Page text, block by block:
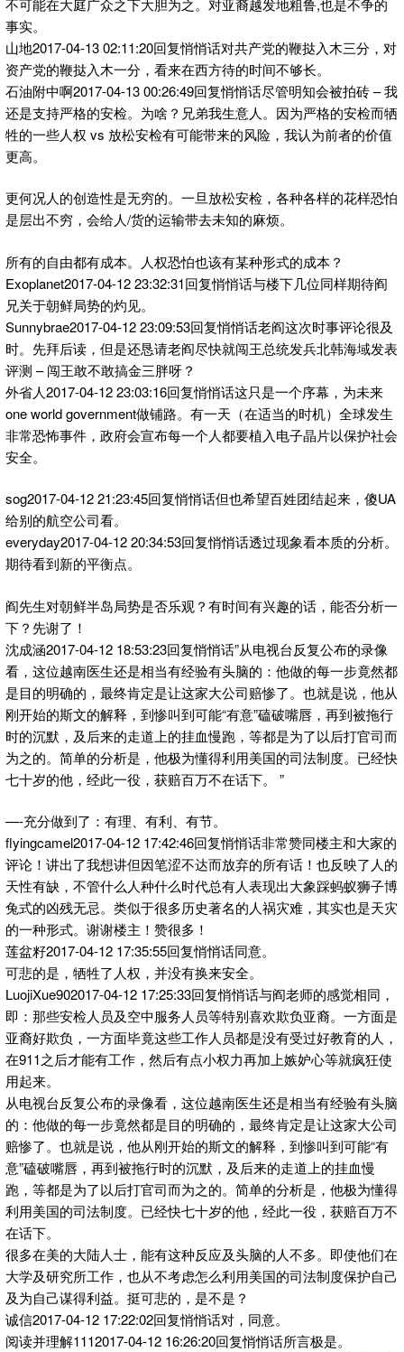
不可能在大庭广众之下大胆为之。对亚裔越发地粗鲁,也是不争的
事实。
山地2017-04-13 02:11:20回复悄悄话对共产党的鞭挞入木三分，对
资产党的鞭挞入木一分，看来在西方待的时间不够长。
石油附中啊2017-04-13 00:26:49回复悄悄话尽管明知会被拍砖 – 我
还是支持严格的安检。为啥？兄弟我生意人。因为严格的安检而牺
牲的一些人权 vs 放松安检有可能带来的风险，我认为前者的价值
更高。
更何况人的创造性是无穷的。一旦放松安检，各种各样的花样恐怕
是层出不穷，会给人/货的运输带去未知的麻烦。
所有的自由都有成本。人权恐怕也该有某种形式的成本？
Exoplanet2017-04-12 23:32:31回复悄悄话与楼下几位同样期待阎
兄关于朝鲜局势的灼见。
Sunnybrae2017-04-12 23:09:53回复悄悄话老阎这次时事评论很及
时。先拜后读，但是还恳请老阎尽快就闯王总统发兵北韩海域发表
评测 – 闯王敢不敢搞金三胖呀？
外省人2017-04-12 23:03:16回复悄悄话这只是一个序幕，为未来
one world government做铺路。有一天（在适当的时机）全球发生
非常恐怖事件，政府会宣布每一个人都要植入电子晶片以保护社会
安全。
sog2017-04-12 21:23:45回复悄悄话但也希望百姓团结起来，傻UA
给别的航空公司看。
everyday2017-04-12 20:34:53回复悄悄话透过现象看本质的分析。
期待看到新的平衡点。
阎先生对朝鲜半岛局势是否乐观？有时间有兴趣的话，能否分析一
下？先谢了！
沈成涵2017-04-12 18:53:23回复悄悄话”从电视台反复公布的录像
看，这位越南医生还是相当有经验有头脑的：他做的每一步竟然都
是目的明确的，最终肯定是让这家大公司赔惨了。也就是说，他从
刚开始的斯文的解释，到惨叫到可能“有意”磕破嘴唇，再到被拖行
时的沉默，及后来的走道上的挂血慢跑，等都是为了以后打官司而
为之的。简单的分析是，他极为懂得利用美国的司法制度。已经快
七十岁的他，经此一役，获赔百万不在话下。 ”
—-充分做到了：有理、有利、有节。
flyingcamel2017-04-12 17:42:46回复悄悄话非常赞同楼主和大家的
评论！讲出了我想讲但因笔涩不达而放弃的所有话！也反映了人的
天性有缺，不管什么人种什么时代总有人表现出大象踩蚂蚁狮子博
兔式的凶残无忌。类似于很多历史著名的人祸灾难，其实也是天灾
的一种形式。谢谢楼主！赞很多！
莲盆籽2017-04-12 17:35:55回复悄悄话同意。
可悲的是，牺牲了人权，并没有换来安全。
LuojiXue902017-04-12 17:25:33回复悄悄话与阎老师的感觉相同，
即：那些安检人员及空中服务人员等特别喜欢欺负亚裔。一方面是
亚裔好欺负，一方面毕竟这些工作人员都是没有受过好教育的人，
在911之后才能有工作，然后有点小权力再加上嫉妒心等就疯狂使
用起来。
从电视台反复公布的录像看，这位越南医生还是相当有经验有头脑
的：他做的每一步竟然都是目的明确的，最终肯定是让这家大公司
赔惨了。也就是说，他从刚开始的斯文的解释，到惨叫到可能“有
意”磕破嘴唇，再到被拖行时的沉默，及后来的走道上的挂血慢
跑，等都是为了以后打官司而为之的。简单的分析是，他极为懂得
利用美国的司法制度。已经快七十岁的他，经此一役，获赔百万不
在话下。
很多在美的大陆人士，能有这种反应及头脑的人不多。即使他们在
大学及研究所工作，也从不考虑怎么利用美国的司法制度保护自己
及为自己谋得利益。挺可悲的，是不是？
诚信2017-04-12 17:22:02回复悄悄话对，同意。
阅读并理解1112017-04-12 16:26:20回复悄悄话所言极是。